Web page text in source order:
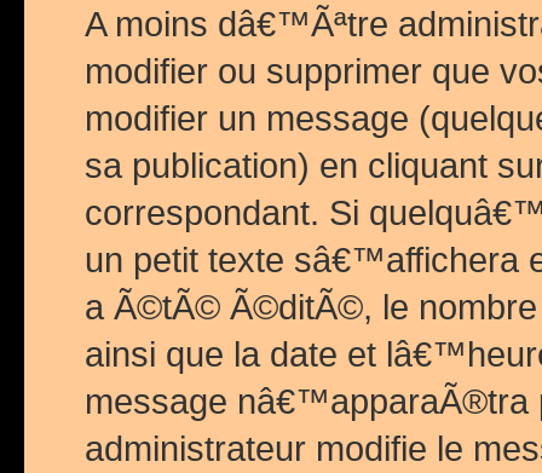
A moins dâ€™Ãªtre
modifier ou supprimer que
modifier un message
sa publication) en cliquant
correspondant. Si
un petit texte sâ€™affichera
a Ã©tÃ© Ã©ditÃ©, le
ainsi que la date et
message nâ€™apparaÃ®tra
administrateur modifie le